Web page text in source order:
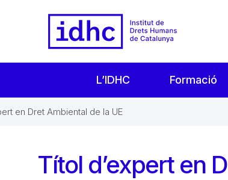
L’IDHC Formació
en Dret Ambiental de la UE
Títol d’expert en